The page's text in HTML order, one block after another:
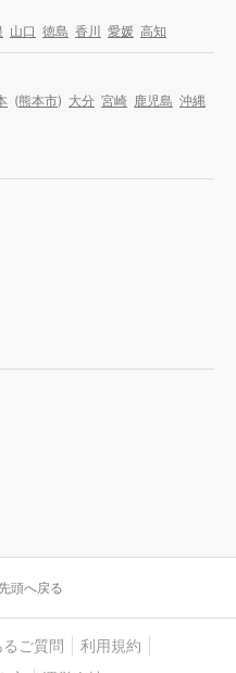
山口 徳島 香川 愛媛 高知
(熊本市) 大分 宮崎 鹿児島 沖縄
頭へ戻る
るご質問
利用規約